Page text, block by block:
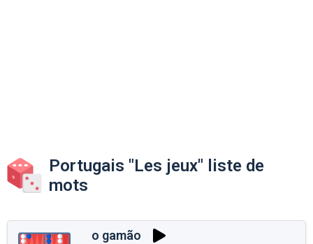
Portugais "Les jeux" liste de
mots
o gamão